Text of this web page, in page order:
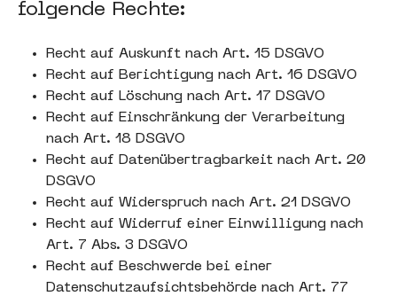
folgende Rechte:
Recht auf Auskunft nach Art. 15 DSGVO
Recht auf Berichtigung nach Art. 16 DSGVO
Recht auf Löschung nach Art. 17 DSGVO
Recht auf Einschränkung der Verarbeitung
nach Art. 18 DSGVO
Recht auf Datenübertragbarkeit nach Art. 20
DSGVO
Recht auf Widerspruch nach Art. 21 DSGVO
Recht auf Widerruf einer Einwilligung nach
Art. 7 Abs. 3 DSGVO
Recht auf Beschwerde bei einer
Datenschutzaufsichtsbehörde nach Art. 77